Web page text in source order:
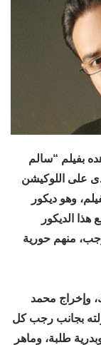
بفيلم “سالم
على اللوكيشن
وهو ديكور
هذا الديكور
منهم حورية
وإخراج محمد
بجانب رجب كل
طلبة، وماهر